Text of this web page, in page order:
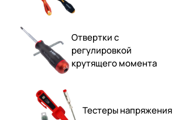
Отвертки с
регулировкой
крутящего момента
Тестеры напряжения